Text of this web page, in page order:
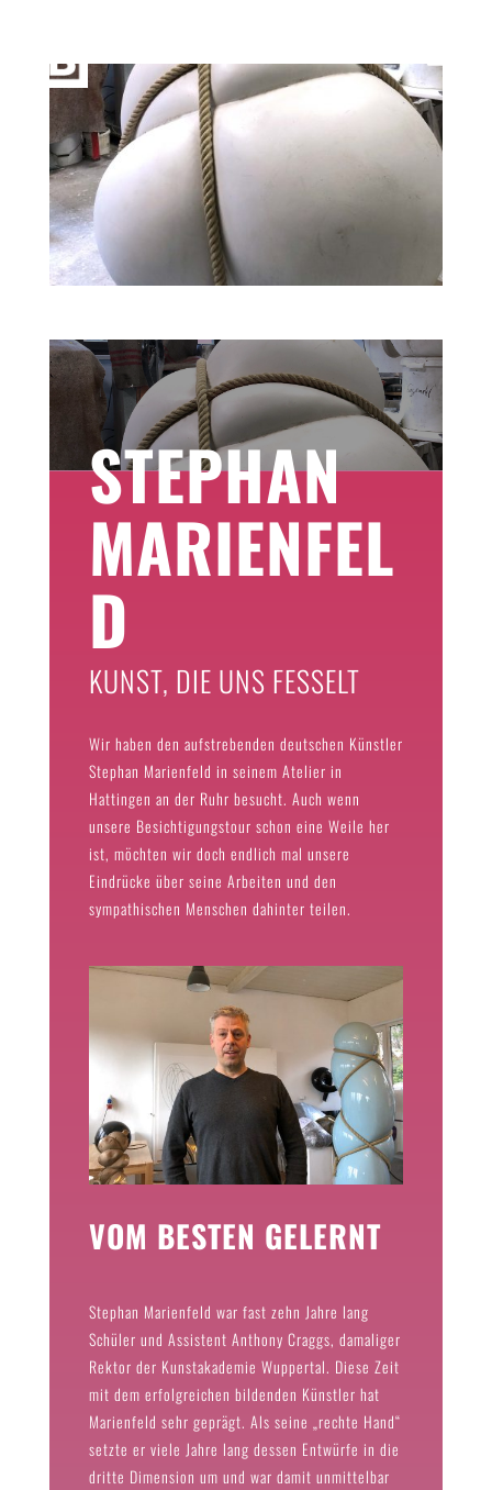
STEPHAN
MARIENFEL
D
KUNST, DIE UNS FESSELT
Wir haben den aufstrebenden deutschen Künstler
Stephan Marienfeld in seinem Atelier in
Hattingen an der Ruhr besucht. Auch wenn
unsere Besichtigungstour schon eine Weile her
ist, möchten wir doch endlich mal unsere
Eindrücke über seine Arbeiten und den
sympathischen Menschen dahinter teilen.
VOM BESTEN GELERNT
Stephan Marienfeld war fast zehn Jahre lang
Schüler und Assistent Anthony Craggs, damaliger
Rektor der Kunstakademie Wuppertal. Diese Zeit
mit dem erfolgreichen bildenden Künstler hat
Marienfeld sehr geprägt. Als seine „rechte Hand“
setzte er viele Jahre lang dessen Entwürfe in die
dritte Dimension um und war damit unmittelbar